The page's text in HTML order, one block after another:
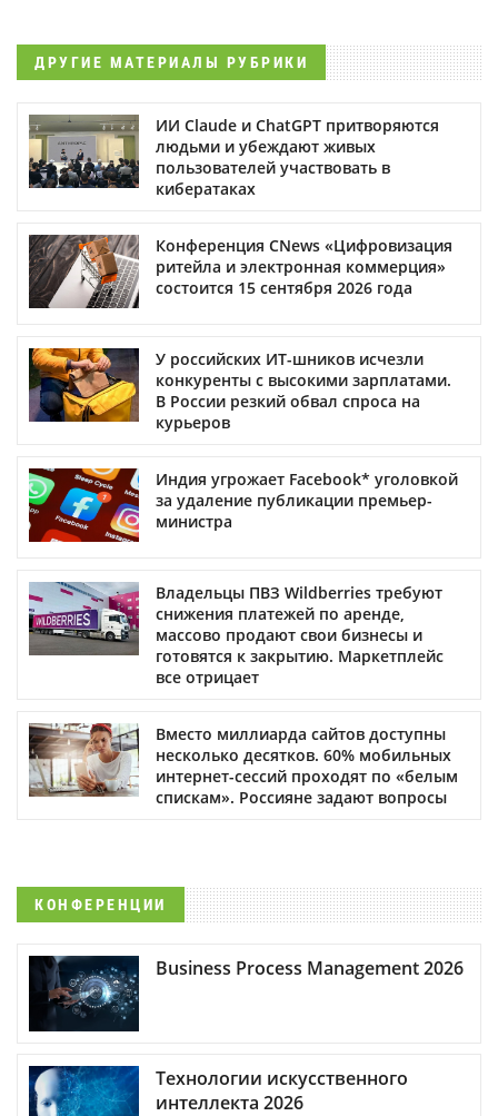
ДРУГИЕ МАТЕРИАЛЫ РУБРИКИ
ИИ Claude и ChatGPT притворяются
людьми и убеждают живых
пользователей участвовать в
кибератаках
Конференция CNews «Цифровизация
ритейла и электронная коммерция»
состоится 15 сентября 2026 года
У российских ИТ-шников исчезли
конкуренты с высокими зарплатами.
В России резкий обвал спроса на
курьеров
Индия угрожает Facebook* уголовкой
за удаление публикации премьер-
министра
Владельцы ПВЗ Wildberries требуют
снижения платежей по аренде,
массово продают свои бизнесы и
готовятся к закрытию. Маркетплейс
все отрицает
Вместо миллиарда сайтов доступны
несколько десятков. 60% мобильных
интернет-сессий проходят по «белым
спискам». Россияне задают вопросы
КОНФЕРЕНЦИИ
Business Process Management 2026
Технологии искусственного
интеллекта 2026